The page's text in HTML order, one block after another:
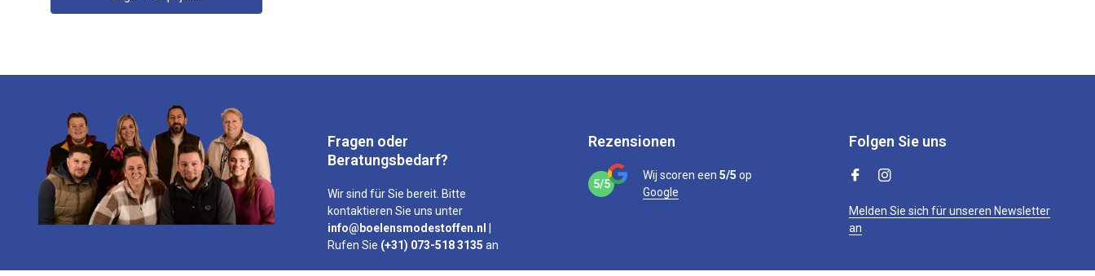
Fragen oder
Beratungsbedarf?
Wir sind für Sie bereit. Bitte
kontaktieren Sie uns unter
info@boelensmodestoffen.nl
Rufen Sie (+31) 073-518 3135 an
Rezensionen
5/5
Wij scoren een 5/5 op
Google
Folgen Sie uns
Melden Sie sich für unseren Newsletter
an